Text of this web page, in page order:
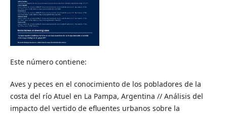
Este número contiene:
Aves y peces en el conocimiento de los pobladores de la
costa del río Atuel en La Pampa, Argentina // Análisis del
impacto del vertido de efluentes urbanos sobre la